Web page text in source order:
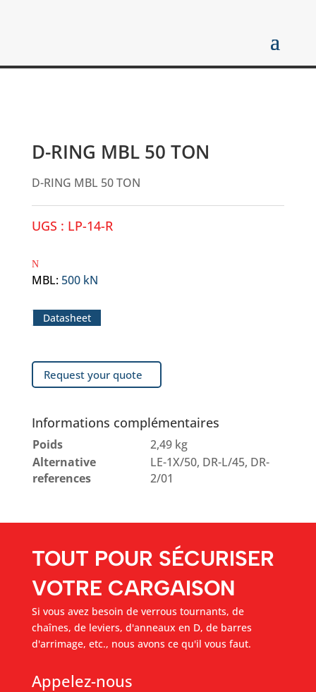
D-RING MBL 50 TON
D-RING MBL 50 TON
UGS : LP-14-R
MBL: 500 kN
Datasheet
Request your quote
Informations complémentaires
Poids
2,49 kg
Alternative
references
LE-1X/50, DR-L/45, DR-
2/01
TOUT POUR SÉCURISER
VOTRE CARGAISON
Si vous avez besoin de verrous tournants, de
chaînes, de leviers, d'anneaux en D, de barres
d'arrimage, etc., nous avons ce qu'il vous faut.
Appelez-nous